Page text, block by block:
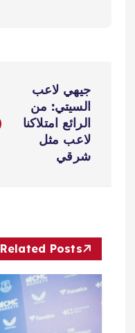
ص
م
ق
جيهي لاعب
السيتي: من
الرائع امتلاكنا
لاعب مثل
شرقي
Related Posts